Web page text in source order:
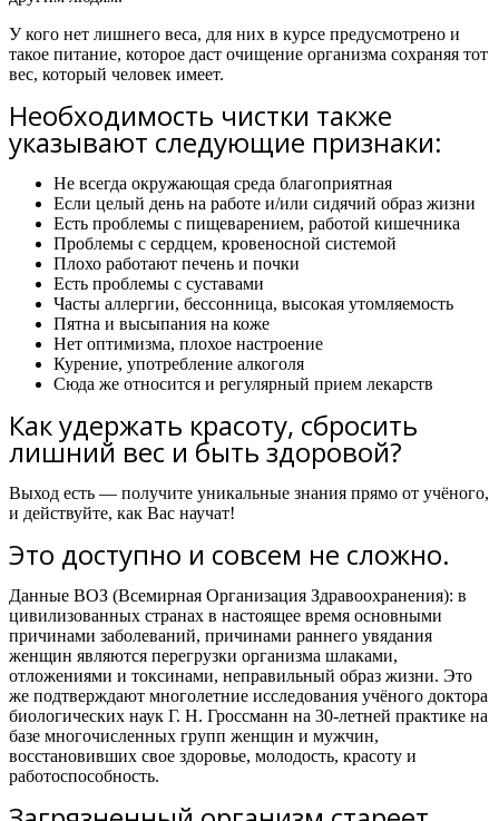
У кого нет лишнего веса, для них в курсе предусмотрено и
такое питание, которое даст очищение организма сохраняя тот
вес, который человек имеет.
Необходимость чистки также
указывают следующие признаки:
Не всегда окружающая среда благоприятная
Если целый день на работе и/или сидячий образ жизни
Есть проблемы с пищеварением, работой кишечника
Проблемы с сердцем, кровеносной системой
Плохо работают печень и почки
Есть проблемы с суставами
Часты аллергии, бессонница, высокая утомляемость
Пятна и высыпания на коже
Нет оптимизма, плохое настроение
Курение, употребление алкоголя
Сюда же относится и регулярный прием лекарств
Как удержать красоту, сбросить
лишний вес и быть здоровой?
Выход есть — получите уникальные знания прямо от учёного,
и действуйте, как Вас научат!
Это доступно и совсем не сложно.
Данные ВОЗ (Всемирная Организация Здравоохранения): в
цивилизованных странах в настоящее время основными
причинами заболеваний, причинами раннего увядания
женщин являются перегрузки организма шлаками,
отложениями и токсинами, неправильный образ жизни. Это
же подтверждают многолетние исследования учёного доктора
биологических наук Г. Н. Гроссманн на 30-летней практике на
базе многочисленных групп женщин и мужчин,
восстановивших свое здоровье, молодость, красоту и
работоспособность.